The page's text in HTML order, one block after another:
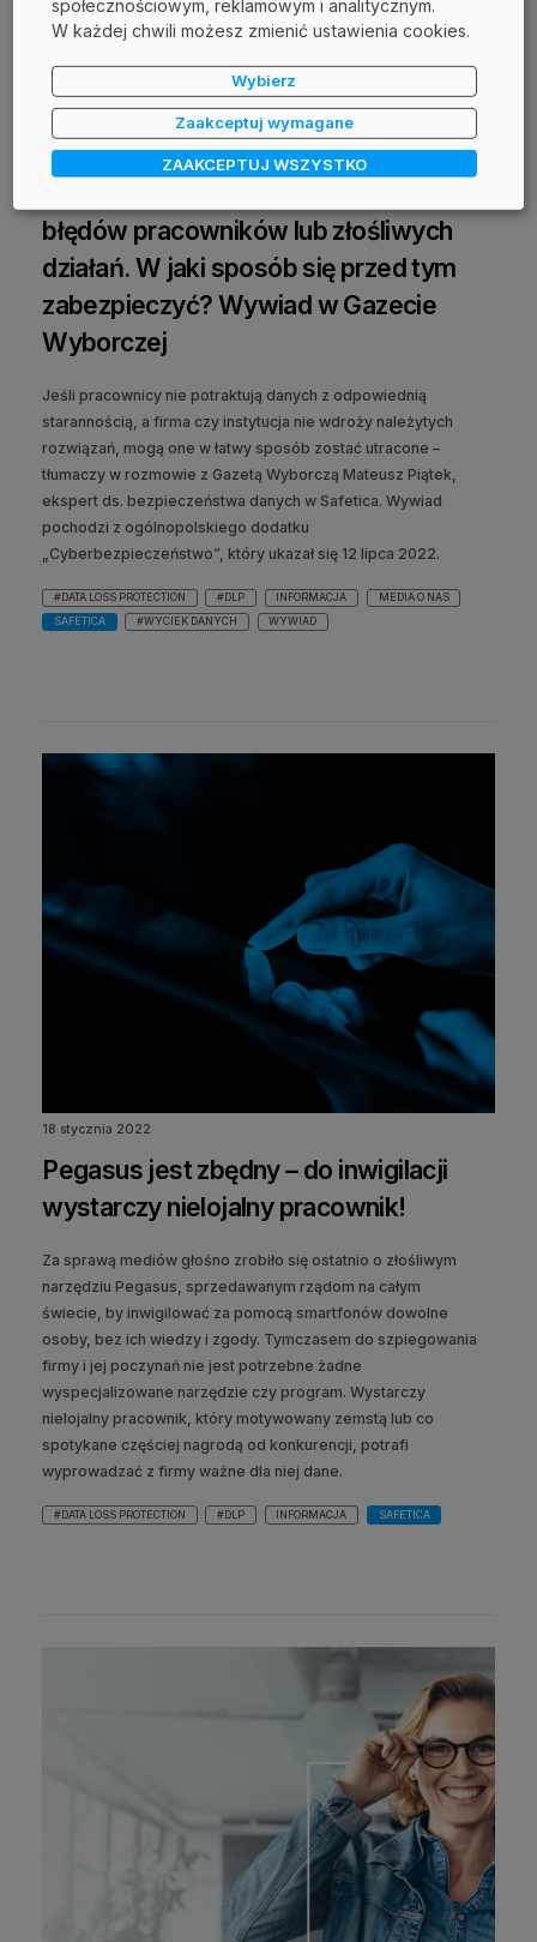
12 lipca 2022
błędów pracowników lub złośliwych
działań. W jaki sposób się przed tym
zabezpieczyć? Wywiad w Gazecie
Wyborczej
Jeśli pracownicy nie potraktują danych z odpowiednią
starannością, a firma czy instytucja nie wdroży należytych
rozwiązań, mogą one w łatwy sposób zostać utracone –
tłumaczy w rozmowie z Gazetą Wyborczą Mateusz Piątek,
ekspert ds. bezpieczeństwa danych w Safetica. Wywiad
pochodzi z ogólnopolskiego dodatku
„Cyberbezpieczeństwo”, który ukazał się 12 lipca 2022.
#DATA LOSS PROTECTION #DLP INFORMACJA
MEDIA O NAS
SAFETICA
#WYCIEK DANYCH WYWIAD
18 stycznia 2022
Pegasus jest zbędny – do inwigilacji
wystarczy nielojalny pracownik!
Za sprawą mediów głośno zrobiło się ostatnio o złośliwym
narzędziu Pegasus, sprzedawanym rządom na całym
świecie, by inwigilować za pomocą smartfonów dowolne
osoby, bez ich wiedzy i zgody. Tymczasem do szpiegowania
firmy i jej poczynań nie jest potrzebne żadne
wyspecjalizowane narzędzie czy program. Wystarczy
nielojalny pracownik, który motywowany zemstą lub co
spotykane częściej nagrodą od konkurencji, potrafi
wyprowadzać z firmy ważne dla niej dane.
#DATA LOSS PROTECTION #DLP INFORMACJA SAFETICA
społecznościowym, reklamowym i analitycznym.
W każdej chwili możesz zmienić ustawienia cookies.
Wybierz
Zaakceptuj wymagane
ZAAKCEPTUJ WSZYSTKO